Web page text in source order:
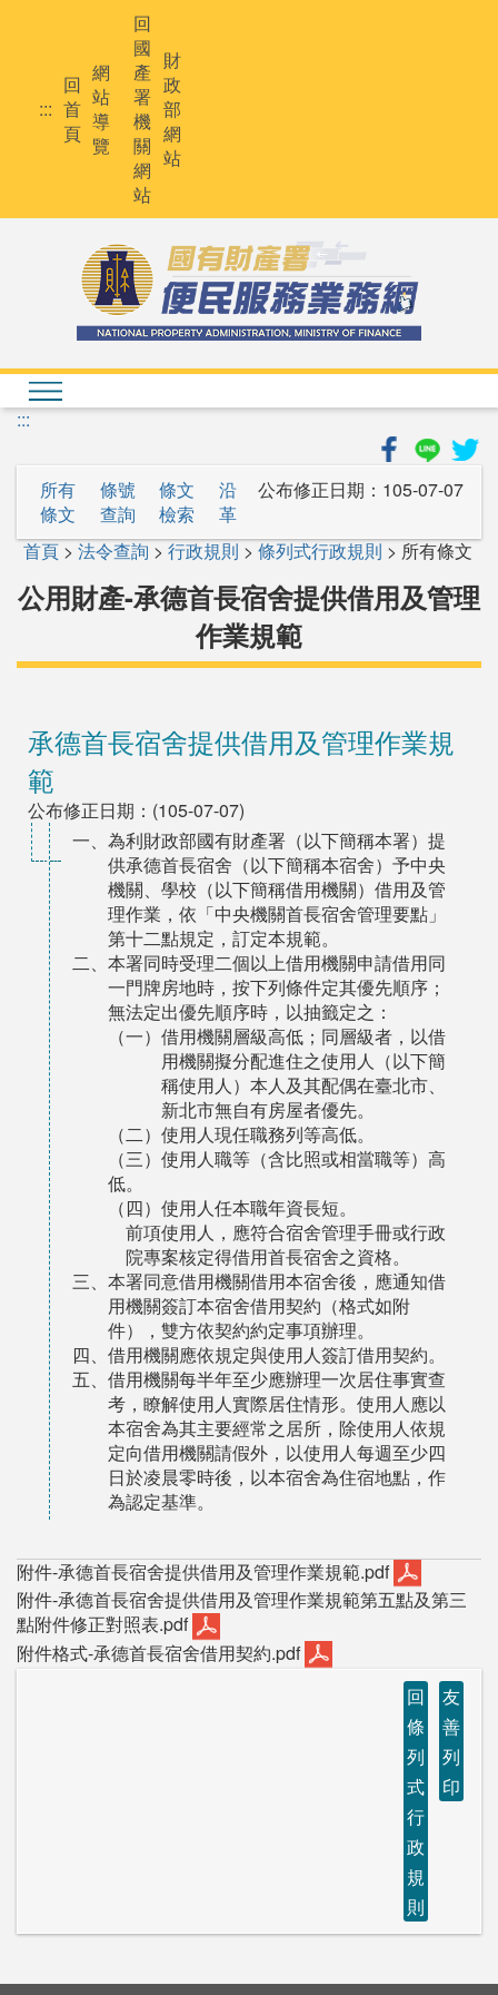
:::
回
首
頁
網
站
導
覽
回
國
產
署
機
關
網
站
財
政
部
網
站
:::
所有
條文
條號
查詢
條文
檢索
沿
革
公布修正日期： 105-07-07
首頁 > 法令查詢 > 行政規則 > 條列式行政規則 > 所有條文
公用財產-承德首長宿舍提供借用及管理
作業規範
承德首長宿舍提供借用及管理作業規
範
公布修正日期：(105-07-07)
一、為利財政部國有財產署（以下簡稱本署）提
供承德首長宿舍（以下簡稱本宿舍）予中央
機關、學校（以下簡稱借用機關）借用及管
理作業，依「中央機關首長宿舍管理要點」
第十二點規定，訂定本規範。
二、本署同時受理二個以上借用機關申請借用同
一門牌房地時，按下列條件定其優先順序；
無法定出優先順序時，以抽籤定之：
（一）借用機關層級高低；同層級者，以借
用機關擬分配進住之使用人（以下簡
稱使用人）本人及其配偶在臺北市、
新北市無自有房屋者優先。
（二）使用人現任職務列等高低。
（三）使用人職等（含比照或相當職等）高
低。
（四）使用人任本職年資長短。
前項使用人，應符合宿舍管理手冊或行政
院專案核定得借用首長宿舍之資格。
三、本署同意借用機關借用本宿舍後，應通知借
用機關簽訂本宿舍借用契約（格式如附
件），雙方依契約約定事項辦理。
四、借用機關應依規定與使用人簽訂借用契約。
五、借用機關每半年至少應辦理一次居住事實查
考，瞭解使用人實際居住情形。使用人應以
本宿舍為其主要經常之居所，除使用人依規
定向借用機關請假外，以使用人每週至少四
日於凌晨零時後，以本宿舍為住宿地點，作
為認定基準。
附件-承德首長宿舍提供借用及管理作業規範.pdf
附件-承德首長宿舍提供借用及管理作業規範第五點及第三
點附件修正對照表.pdf
附件格式-承德首長宿舍借用契約.pdf
回
條
列
式
行
政
規
則
友
善
列
印